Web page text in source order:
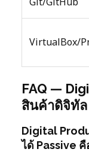
VirtualBox/
FAQ —
สินค้าดิจิทัล
Digital
ได้ Passive คื